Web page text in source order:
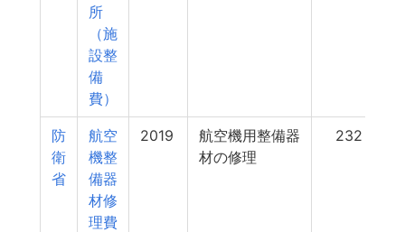
所
（施
設整
備
費）
防
衛
省
航空
機整
備器
材修
理費
2019
航空機用整備器
材の修理
232